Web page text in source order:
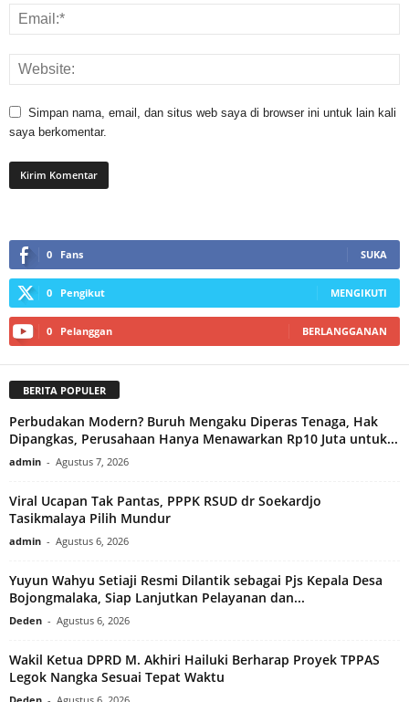
Simpan nama, email, dan situs web saya di browser ini untuk lain kali
saya berkomentar.
0 Fans SUKA
0 Pengikut MENGIKUTI
0 Pelanggan BERLANGGANAN
BERITA POPULER
Perbudakan Modern? Buruh Mengaku Diperas Tenaga, Hak
Dipangkas, Perusahaan Hanya Menawarkan Rp10 Juta untuk...
admin - Agustus 7, 2026
Viral Ucapan Tak Pantas, PPPK RSUD dr Soekardjo
Tasikmalaya Pilih Mundur
admin - Agustus 6, 2026
Yuyun Wahyu Setiaji Resmi Dilantik sebagai Pjs Kepala Desa
Bojongmalaka, Siap Lanjutkan Pelayanan dan...
Deden - Agustus 6, 2026
Wakil Ketua DPRD M. Akhiri Hailuki Berharap Proyek TPPAS
Legok Nangka Sesuai Tepat Waktu